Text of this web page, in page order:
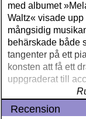
med albumet
Waltz« visade upp
mångsidig
behärskade både
tangenter på ett
konsten att få ett
uppgraderat till
Recension